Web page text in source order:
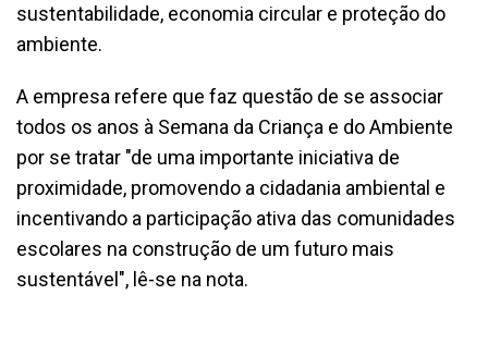
sustentabilidade, economia circular e proteção do
ambiente.
A empresa refere que faz questão de se associar
todos os anos à Semana da Criança e do Ambiente
por se tratar "de uma importante iniciativa de
proximidade, promovendo a cidadania ambiental e
incentivando a participação ativa das comunidades
escolares na construção de um futuro mais
sustentável", lê-se na nota.